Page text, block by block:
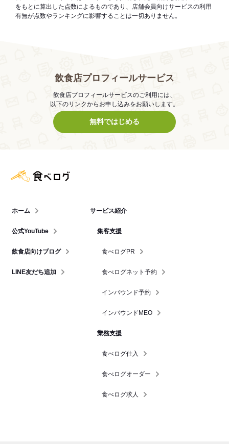
をもとに算出した点数によるものであり、店舗会員向けサービスの利用
有無が点数やランキングに影響することは一切ありません。
飲食店プロフィールサービス
飲食店プロフィールサービスのご利用には、
以下のリンクからお申し込みをお願いします。
無料ではじめる
ホーム
公式YouTube
飲食店向けブログ
LINE友だち追加
サービス紹介
集客支援
食べログPR
食べログネット予約
インバウンド予約
インバウンドMEO
業務支援
食べログ仕入
食べログオーダー
食べログ求人